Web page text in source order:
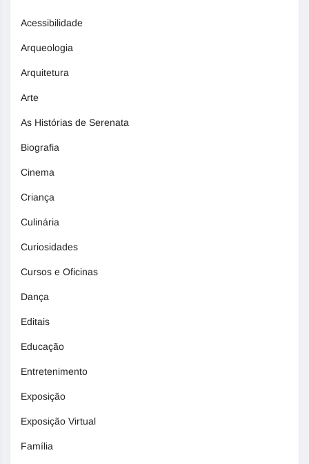
Acessibilidade
Arqueologia
Arquitetura
Arte
As Histórias de Serenata
Biografia
Cinema
Criança
Culinária
Curiosidades
Cursos e Oficinas
Dança
Editais
Educação
Entretenimento
Exposição
Exposição Virtual
Família